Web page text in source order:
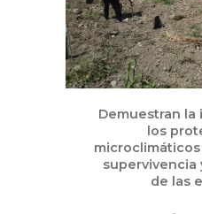
Demuestran
los
supervivencia
de las